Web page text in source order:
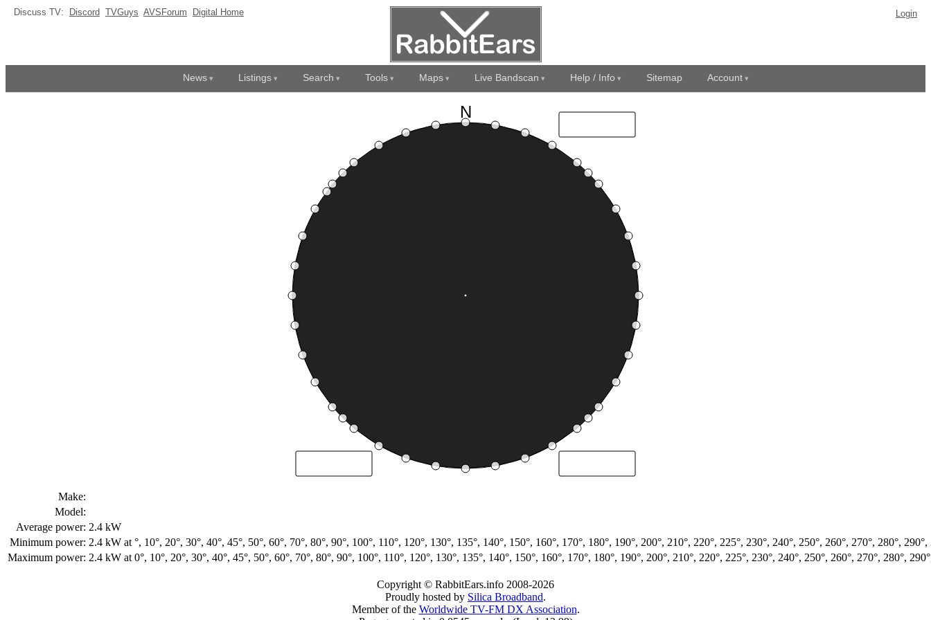
Discuss TV: Discord TVGuys AVSForum Digital Home Login
News Listings Search Tools Maps Live Bandscan Help / Info Sitemap Account
Make:
Model:
Average power: 2.4 kW
Minimum power: 2.4 kW at °, 10°, 20°, 30°, 40°, 45°, 50°, 60°, 70°, 80°, 90°, 100°, 110°, 120°, 130°, 135°, 140°, 150°, 160°, 170°, 180°, 190°, 200°, 210°, 220°, 225°, 230°, 240°, 250°, 260°, 270°, 280°,
Maximum power: 2.4 kW at 0°, 10°, 20°, 30°, 40°, 45°, 50°, 60°, 70°, 80°, 90°, 100°, 110°, 120°, 130°, 135°, 140°, 150°, 160°, 170°, 180°, 190°, 200°, 210°, 220°, 225°, 230°, 240°, 250°, 260°, 270°, 280°,
Copyright © RabbitEars.info 2008-2026
Proudly hosted by Silica Broadband.
Member of the Worldwide TV-FM DX Association.